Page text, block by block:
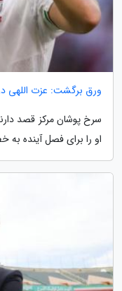
ورق برگشت: عزت اللهی
سرخ پوشان مرکز قصد
او را برای فصل آینده به